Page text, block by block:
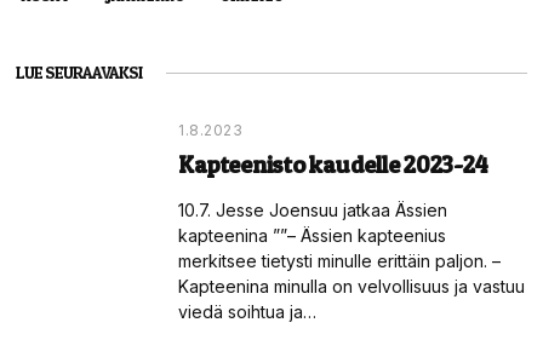
LUE SEURAAVAKSI
1.8.2023
Kapteenisto kaudelle 2023-24
10.7. Jesse Joensuu jatkaa Ässien
kapteenina ””– Ässien kapteenius
merkitsee tietysti minulle erittäin paljon. –
Kapteenina minulla on velvollisuus ja vastuu
viedä soihtua ja…